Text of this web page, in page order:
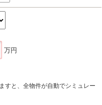
万円
すと、全物件が自動でシミュレー